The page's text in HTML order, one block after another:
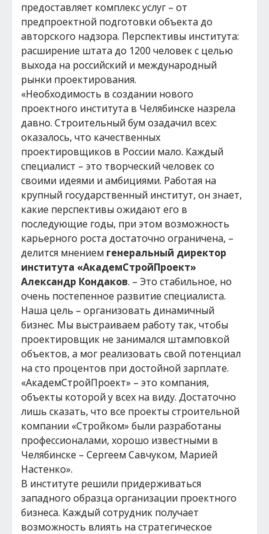
предоставляет комплекс услуг – от
предпроектной подготовки объекта до
авторского надзора. Перспективы института:
расширение штата до 1200 человек с целью
выхода на российский и международный
рынки проектирования.
«Необходимость в создании нового
проектного института в Челябинске назрела
давно. Строительный бум озадачил всех:
оказалось, что качественных
проектировщиков в России мало. Каждый
специалист – это творческий человек со
своими идеями и амбициями. Работая на
крупный государственный институт, он знает,
какие перспективы ожидают его в
последующие годы, при этом возможность
карьерного роста достаточно ограничена, –
делится мнением генеральный директор
института «АкадемСтройПроект»
Александр Кондаков. – Это стабильное, но
очень постепенное развитие специалиста.
Наша цель – организовать динамичный
бизнес. Мы выстраиваем работу так, чтобы
проектировщик не занимался штамповкой
объектов, а мог реализовать свой потенциал
на сто процентов при достойной зарплате.
«АкадемСтройПроект» – это компания,
объекты которой у всех на виду. Достаточно
лишь сказать, что все проекты строительной
компании «Стройком» были разработаны
профессионалами, хорошо известными в
Челябинске – Сергеем Савчуком, Марией
Настенко».
В институте решили придерживаться
западного образца организации проектного
бизнеса. Каждый сотрудник получает
возможность влиять на стратегическое